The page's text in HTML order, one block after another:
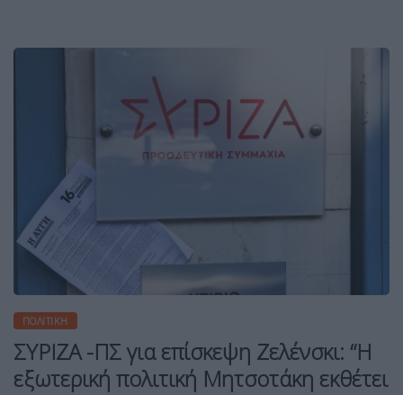
ΠΟΛΙΤΙΚΉ
ΣΥΡΙΖΑ -ΠΣ για επίσκεψη Ζελένσκι: “Η
εξωτερική πολιτική Μητσοτάκη εκθέτει